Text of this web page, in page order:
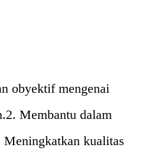
obyektif mengenai
Membantu dalam
kualitas